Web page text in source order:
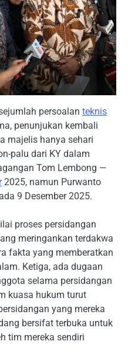
persoalan teknis
penunjukan kembali
majelis hanya sehari
palu dari KY dalam
Tom Lembong —
2025, namun Purwanto
9 Desember 2025.
proses persidangan
meringankan terdakwa
fakta yang memberatkan
Ketiga, ada dugaan
selama persidangan
kuasa hukum turut
yang mereka
bersifat terbuka untuk
tim mereka sendiri